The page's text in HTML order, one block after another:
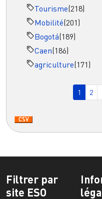
Tourisme(218)
Mobilité(201)
Bogotá(189)
Caen(186)
agriculture(171)
Page
1 2
Filtrer par
site ESO